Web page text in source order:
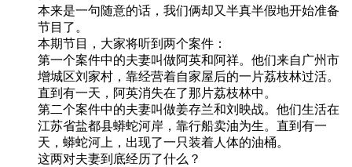
本来是一句随意的话，我们俩却又半真半假地开始准备
节目了。
本期节目，大家将听到两个案件：
第一个案件中的夫妻叫做阿英和阿祥。他们来自广州市
增城区刘家村，靠经营着自家屋后的一片荔枝林过活。
直到有一天，阿英消失在了那片荔枝林中。
第二个案件中的夫妻叫做姜存兰和刘映战。他们生活在
江苏省盐都县蟒蛇河岸，靠行船卖油为生。直到有一
天，蟒蛇河上，出现了一只装着人体的油桶。
这两对夫妻到底经历了什么？